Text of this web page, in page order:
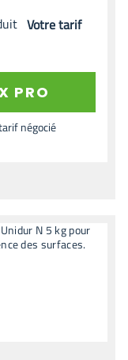
Votre tarif
PRO
négocié